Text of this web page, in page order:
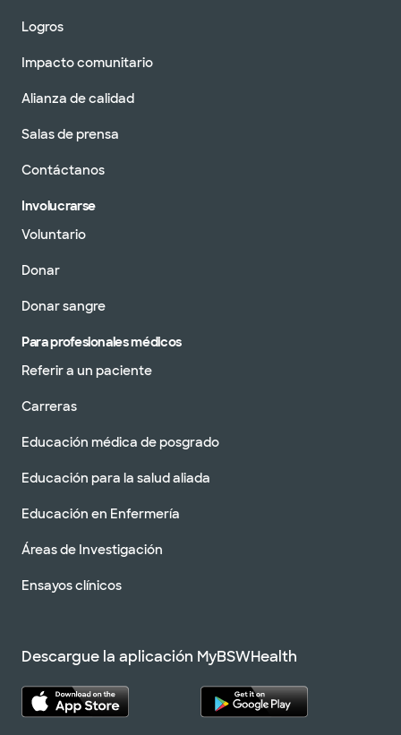
Logros
Impacto comunitario
Alianza de calidad
Salas de prensa
Contáctanos
Involucrarse
Voluntario
Donar
Donar sangre
Para profesionales médicos
Referir a un paciente
Carreras
Educación médica de posgrado
Educación para la salud aliada
Educación en Enfermería
Áreas de Investigación
Ensayos clínicos
Descargue la aplicación MyBSWHealth